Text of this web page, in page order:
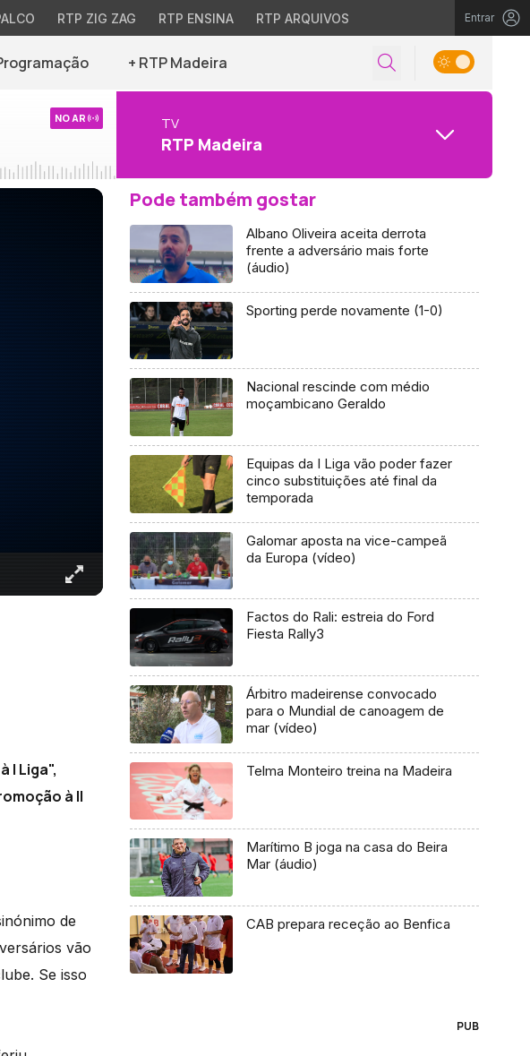
RTP ZIG ZAG RTP ENSINA RTP ARQUIVOS Entrar
+ RTP Madeira
NO AR TV
RTP Madeira
I Liga",
à II
de
vão
Se isso
Pode também gostar
Albano Oliveira aceita derrota
frente a adversário mais forte
(áudio)
Sporting perde novamente (1-0)
Nacional rescinde com médio
moçambicano Geraldo
Equipas da I Liga vão poder fazer
cinco substituições até final da
temporada
Galomar aposta na vice-campeã
da Europa (vídeo)
Factos do Rali: estreia do Ford
Fiesta Rally3
Árbitro madeirense convocado
para o Mundial de canoagem de
mar (vídeo)
Telma Monteiro treina na Madeira
Marítimo B joga na casa do Beira
Mar (áudio)
CAB prepara receção ao Benfica
PUB